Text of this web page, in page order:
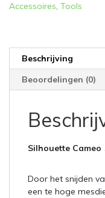
Accessoires, Tools
Beschrijving
Beoordelingen (0)
Silhouette Cameo
Door het snijden
een te hoge